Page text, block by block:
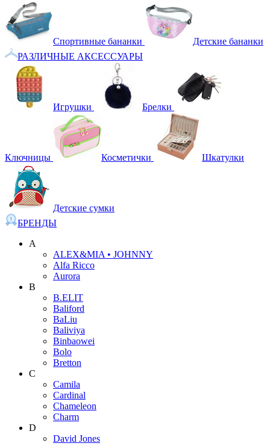
Спортивные бананки
Детские бананки
РАЗЛИЧНЫЕ АКСЕССУАРЫ
Игрушки Брелки
Ключницы Косметички Шкатулки
Детские сумки
БРЕНДЫ
A
ALEX&MIA • JOHNNY
Alfa Ricco
Aurora
B
B.ELIT
Baliford
BaLiu
Baliviya
Binbaowei
Bolo
Bretton
C
Camila
Cardinal
Chameleon
Charm
D
David Jones